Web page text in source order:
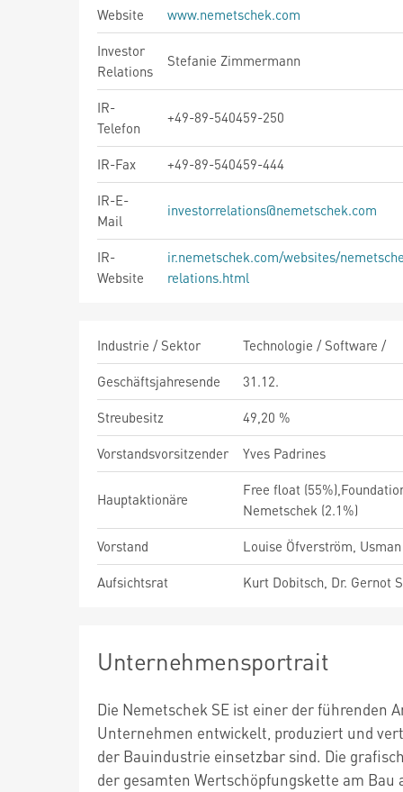
Website
www.nemetschek.com
Investor
Relations
Stefanie Zimmermann
IR-
Telefon
+49-89-540459-250
IR-Fax
+49-89-540459-444
IR-E-
Mail
investorrelations@nemetschek.com
IR-
Website
ir.nemetschek.com/websites/
relations.html
Industrie / Sektor
Technologie / Software /
Geschäftsjahresende
31.12.
Streubesitz
49,20 %
Vorstandsvorsitzender
Yves Padrines
Hauptaktionäre
Free float
Nemetschek (2.1%)
Vorstand
Louise Öfverström,
Aufsichtsrat
Kurt Dobitsch, Dr. Gernot
Unternehmensportrait
Die Nemetschek SE ist einer der führenden
Unternehmen entwickelt, produziert und
der Bauindustrie einsetzbar sind. Die
der gesamten Wertschöpfungskette am Bau